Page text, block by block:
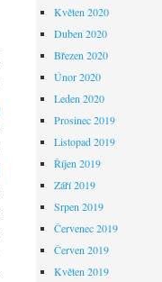
Květen 2020
Duben 2020
Březen 2020
Únor 2020
Leden 2020
Prosinec 2019
Listopad 2019
Říjen 2019
Září 2019
Srpen 2019
Červenec 2019
Červen 2019
Květen 2019